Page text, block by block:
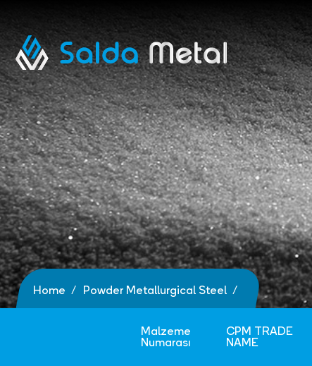
Home Powder Metallurgical Steel
Malzeme
Numarası
CPM TRADE
NAME